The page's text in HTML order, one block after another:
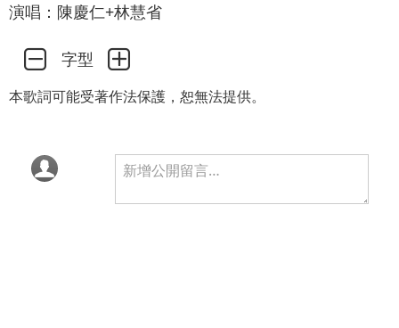
演唱：陳慶仁+林慧省
字型
本歌詞可能受著作法保護，恕無法提供。